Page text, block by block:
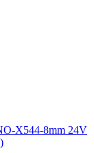
X544-8mm 24V